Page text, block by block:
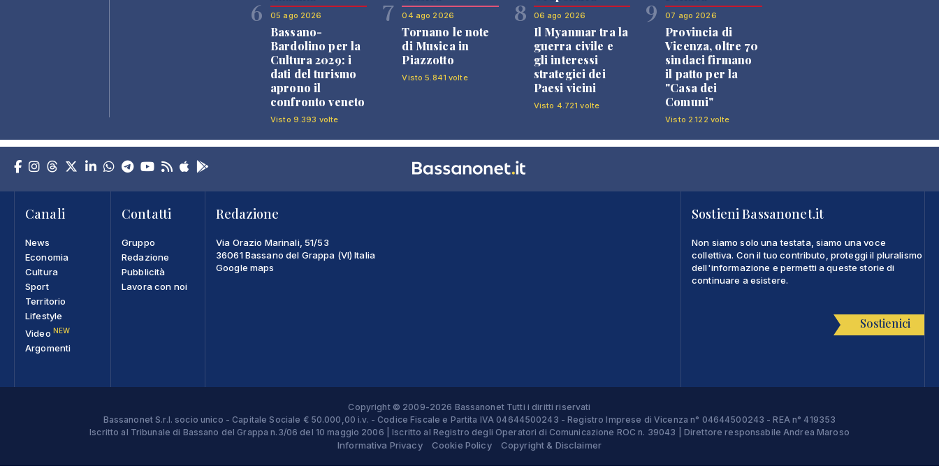
6 05 ago 2026
Bassano-
Bardolino per la
Cultura 2029: i
dati del turismo
aprono il
confronto veneto
Visto 9.393 volte
7 04 ago 2026
Tornano le note
di Musica in
Piazzotto
Visto 5.841 volte
8 06 ago 2026
Il Myanmar tra la
guerra civile e
gli interessi
strategici dei
Paesi vicini
Visto 4.721 volte
9 07 ago 2026
Provincia di
Vicenza, oltre 70
sindaci firmano
il patto per la
"Casa dei
Comuni"
Visto 2.122 volte
Canali
News
Economia
Cultura
Sport
Territorio
Lifestyle
Video NEW
Argomenti
Contatti
Gruppo
Redazione
Pubblicità
Lavora con noi
Redazione
Via Orazio Marinali, 51/53
36061 Bassano del Grappa (VI) Italia
Google maps
Sostieni Bassanonet.it
Non siamo solo una testata, siamo una voce
collettiva. Con il tuo contributo, proteggi il pluralismo
dell'informazione e permetti a queste storie di
continuare a esistere.
Sostienici
Copyright © 2009-2026 Bassanonet Tutti i diritti riservati
Bassanonet S.r.l. socio unico - Capitale Sociale € 50.000,00 i.v. - Codice Fiscale e Partita IVA 04644500243 - Registro Imprese di Vicenza n° 04644500243 - REA n° 419353
Iscritto al Tribunale di Bassano del Grappa n.3/06 del 10 maggio 2006 | Iscritto al Registro degli Operatori di Comunicazione ROC n. 39043 | Direttore responsabile Andrea Maroso
Informativa Privacy Cookie Policy Copyright & Disclaimer